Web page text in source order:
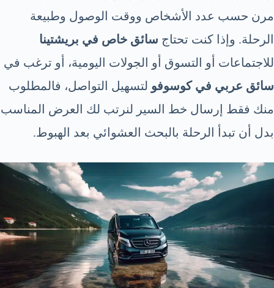
مرن حسب عدد الأشخاص ووقت الوصول وطبيعة
الرحلة. وإذا كنت تحتاج سائق خاص في بريشتينا
للاجتماعات أو التسوق أو الجولات اليومية، أو ترغب في
سائق عربي في كوسوفو لتسهيل التواصل، فالمطلوب
منك فقط إرسال خط السير لنرتب لك العرض المناسب
بدل أن تبدأ الرحلة بالبحث العشوائي بعد الهبوط.